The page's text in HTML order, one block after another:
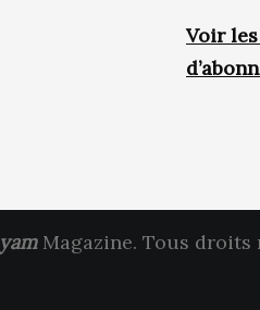
Voir
yamMagazine. Tous droits